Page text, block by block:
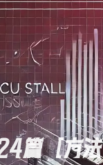
篇 [方法